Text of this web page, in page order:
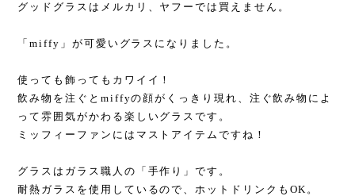
グッドグラスはメルカリ、ヤフーでは買えません。
「miffy」が可愛いグラスになりました。
使っても飾ってもカワイイ！
飲み物を注ぐとmiffyの顔がくっきり現れ、注ぐ飲み物によ
って雰囲気がかわる楽しいグラスです。
ミッフィーファンにはマストアイテムですね！
グラスはガラス職人の「手作り」です。
耐熱ガラスを使用しているので、ホットドリンクもOK。